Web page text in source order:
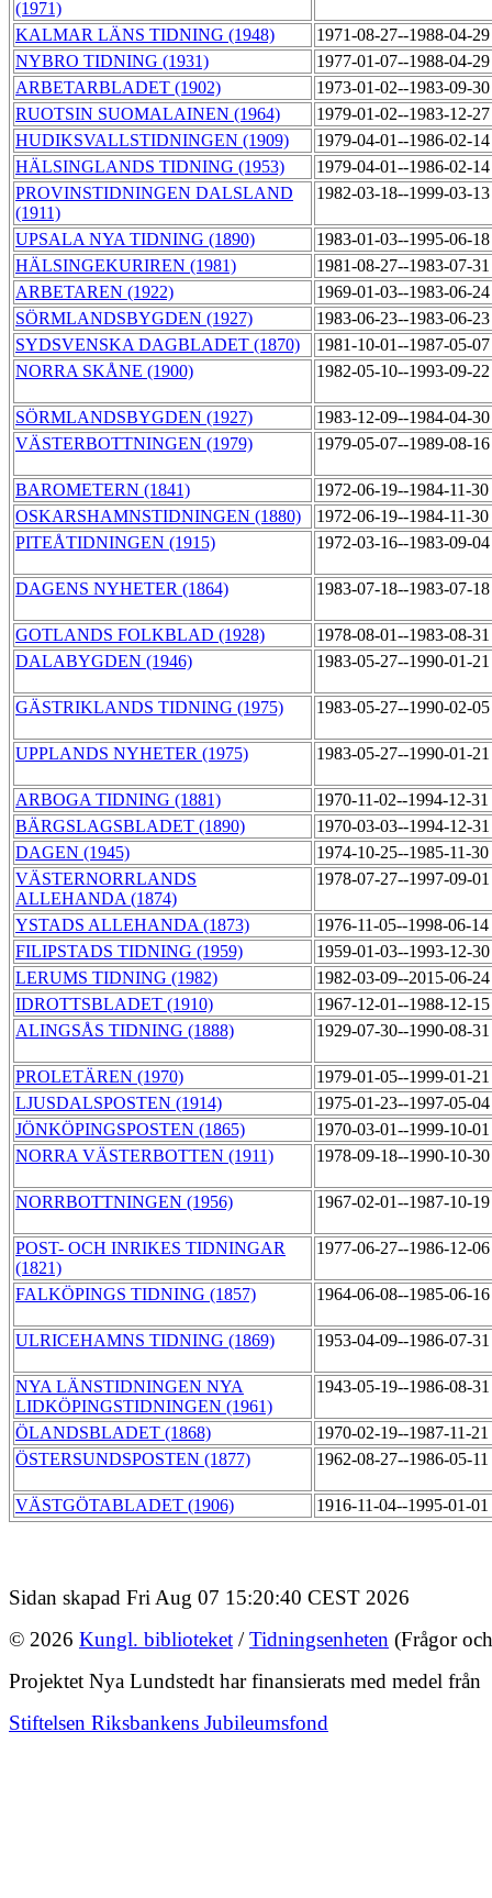
(1971)
KALMAR LÄNS TIDNING (1948)
1971-08-27--1988-04-
NYBRO TIDNING (1931)
1977-01-07--1988-04-
ARBETARBLADET (1902)
1973-01-02--1983-09-
RUOTSIN SUOMALAINEN (1964)
1979-01-02--1983-12-
HUDIKSVALLSTIDNINGEN (1909)
1979-04-01--1986-02-
HÄLSINGLANDS TIDNING (1953)
1979-04-01--1986-02-
PROVINSTIDNINGEN DALSLAND
(1911)
1982-03-18--1999-03-
UPSALA NYA TIDNING (1890)
1983-01-03--1995-06-
HÄLSINGEKURIREN (1981)
1981-08-27--1983-07-
ARBETAREN (1922)
1969-01-03--1983-06-
SÖRMLANDSBYGDEN (1927)
1983-06-23--1983-06-
SYDSVENSKA DAGBLADET (1870)
1981-10-01--1987-05-
NORRA SKÅNE (1900)
1982-05-10--1993-09-
SÖRMLANDSBYGDEN (1927)
1983-12-09--1984-04-
VÄSTERBOTTNINGEN (1979)
1979-05-07--1989-08-
BAROMETERN (1841)
1972-06-19--1984-11-30
OSKARSHAMNSTIDNINGEN (1880)
1972-06-19--1984-11-30
PITEÅTIDNINGEN (1915)
1972-03-16--1983-09-
DAGENS NYHETER (1864) 1983-07-18--1983-07-
GOTLANDS FOLKBLAD (1928)
1978-08-01--1983-08-
DALABYGDEN (1946)
1983-05-27--1990-01-
GÄSTRIKLANDS TIDNING (1975) 1983-05-27--1990-02-
UPPLANDS NYHETER (1975) 1983-05-27--1990-01-
ARBOGA TIDNING (1881)
1970-11-02--1994-12-31
BÄRGSLAGSBLADET (1890)
1970-03-03--1994-12-
DAGEN (1945)
1974-10-25--1985-11-30
VÄSTERNORRLANDS
ALLEHANDA (1874)
1978-07-27--1997-09-
YSTADS ALLEHANDA (1873)
1976-11-05--1998-06-14
FILIPSTADS TIDNING (1959)
1959-01-03--1993-12-
LERUMS TIDNING (1982)
1982-03-09--2015-06-
IDROTTSBLADET (1910)
1967-12-01--1988-12-
ALINGSÅS TIDNING (1888)
1929-07-30--1990-08-
PROLETÄREN (1970)
1979-01-05--1999-01-
LJUSDALSPOSTEN (1914)
1975-01-23--1997-05-
JÖNKÖPINGSPOSTEN (1865)
1970-03-01--1999-10-
NORRA VÄSTERBOTTEN (1911)
1978-09-18--1990-10-
NORRBOTTNINGEN (1956) 1967-02-01--1987-10-
POST- OCH INRIKES TIDNINGAR
(1821)
1977-06-27--1986-12-
FALKÖPINGS TIDNING (1857) 1964-06-08--1985-06-
ULRICEHAMNS TIDNING (1869) 1953-04-09--1986-07-
NYA LÄNSTIDNINGEN NYA
LIDKÖPINGSTIDNINGEN (1961)
1943-05-19--1986-08-
ÖLANDSBLADET (1868)
1970-02-19--1987-11-21
ÖSTERSUNDSPOSTEN (1877)
1962-08-27--1986-05-11
VÄSTGÖTABLADET (1906) 1916-11-04--1995-01-01
Sidan skapad Fri Aug 07 15:20:40 CEST 2026
© 2026 Kungl. biblioteket /Tidningsenheten (Frågor
Projektet Nya Lundstedt har finansierats med medel från
Stiftelsen Riksbankens Jubileumsfond